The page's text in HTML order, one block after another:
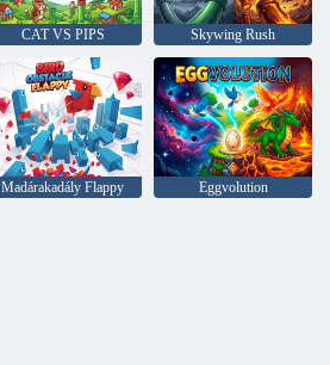
CAT VS PIPS Skywing Rush
Madárakadály Flappy Eggvolution